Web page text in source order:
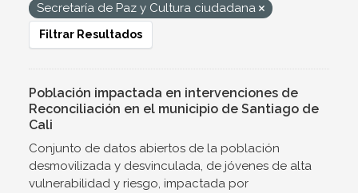
Secretaría de Paz y Cultura ciudadana
Filtrar Resultados
Población impactada en intervenciones de
Reconciliación en el municipio de Santiago de
Cali
Conjunto de datos abiertos de la población
desmovilizada y desvinculada, de jóvenes de alta
vulnerabilidad y riesgo, impactada por